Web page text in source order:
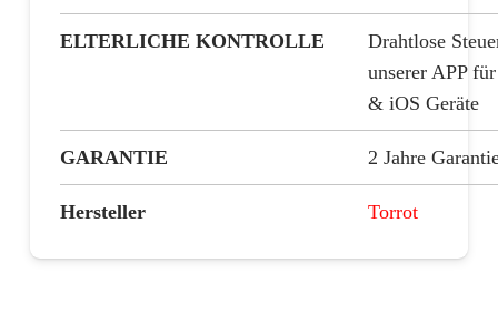
ELTERLICHE KONTROLLE
Drahtlose
unserer APP
& iOS Geräte
GARANTIE 2 Jahre
Hersteller Torrot